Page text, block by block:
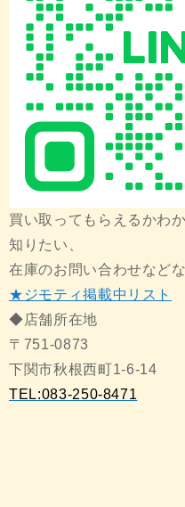
買い取ってもらえるかわ
知りたい、
在庫のお問い合わせなど
★ジモティ掲載中リスト
◆店舗所在地
〒751-0873
下関市秋根西町1-6-14
TEL:083-250-8471